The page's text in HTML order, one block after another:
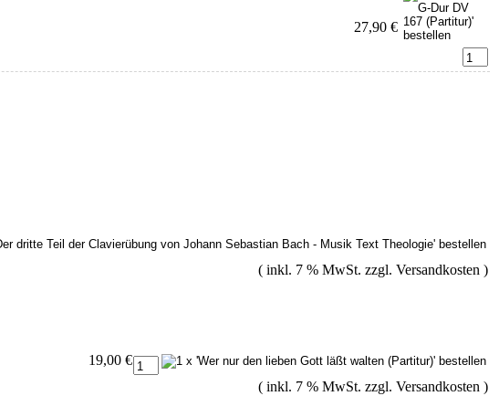
27,90 €
( inkl. 7 % MwSt. zzgl. Versandkosten )
19,00 €
( inkl. 7 % MwSt. zzgl. Versandkosten )